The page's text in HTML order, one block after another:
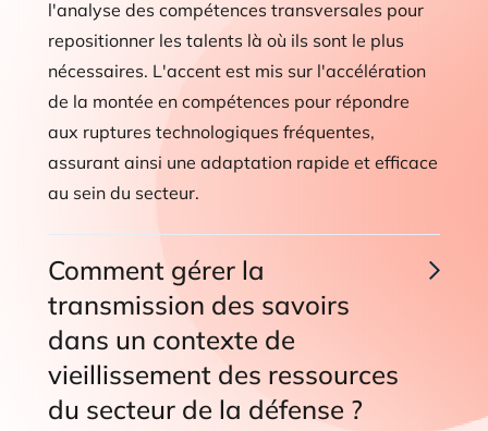
l'analyse des compétences transversales pour
repositionner les talents là où ils sont le plus
nécessaires. L'accent est mis sur l'accélération
de la montée en compétences pour répondre
aux ruptures technologiques fréquentes,
assurant ainsi une adaptation rapide et efficace
au sein du secteur.
Comment gérer la
transmission des savoirs
dans un contexte de
vieillissement des ressources
du secteur de la défense ?